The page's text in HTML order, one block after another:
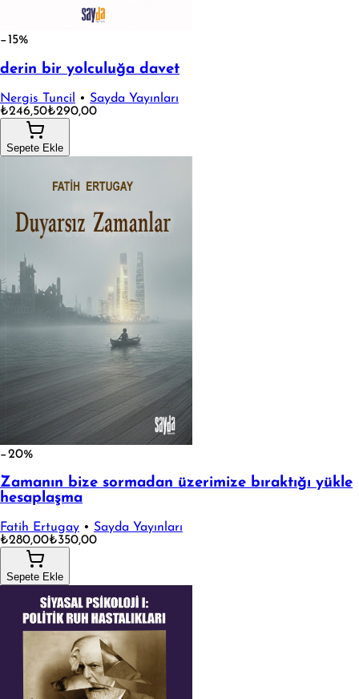
−15%
derin bir yolculuğa davet
Nergis Tuncil • Sayda Yayınları
₺246,50₺290,00
Sepete Ekle
−20%
Zamanın bize sormadan üzerimize bıraktığı yükle
hesaplaşma
Fatih Ertugay • Sayda Yayınları
₺280,00₺350,00
Sepete Ekle